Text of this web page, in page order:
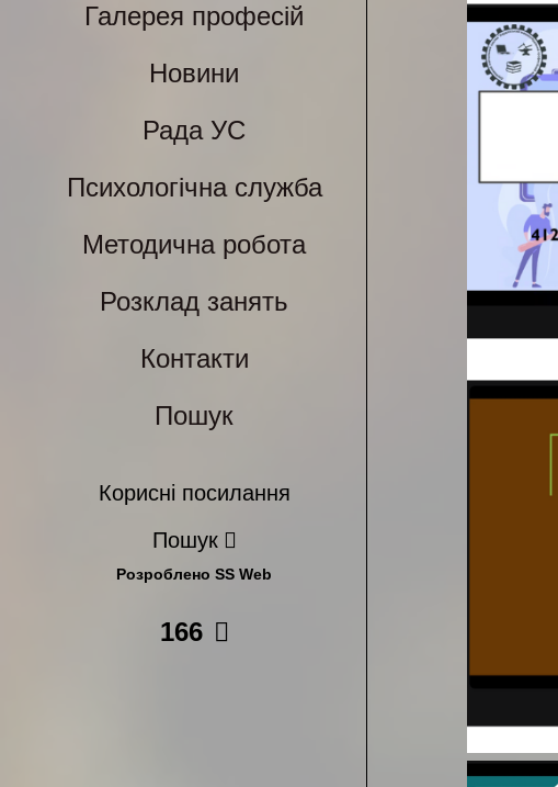
Галерея професій
Новини
Рада УС
Психологічна служба
Методична робота
Розклад занять
Контакти
Пошук
Корисні посилання
Пошук
Розроблено SS Web
166